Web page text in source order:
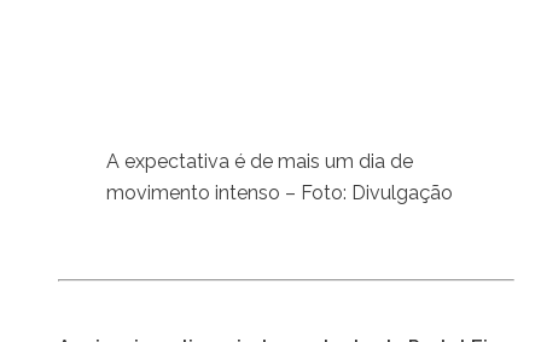
A expectativa é de mais um dia de
movimento intenso – Foto: Divulgação